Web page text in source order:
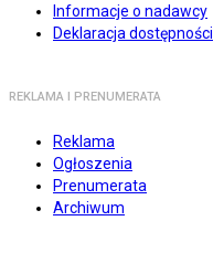
Informacje o nadawcy
Deklaracja dostępności
REKLAMA I PRENUMERATA
Reklama
Ogłoszenia
Prenumerata
Archiwum